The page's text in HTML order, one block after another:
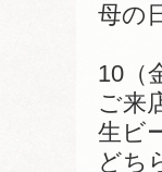
母の
10（
ご来
生ビ
どち